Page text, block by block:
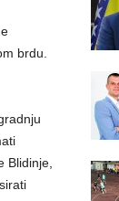
brdu.
Blidinje,